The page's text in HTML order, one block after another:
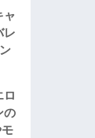
ャ
レ
ロ
の